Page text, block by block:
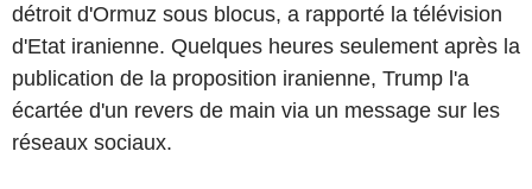
détroit d'Ormuz sous blocus, a rapporté la télévision
d'Etat iranienne. Quelques heures seulement après la
publication de la proposition iranienne, Trump l'a
écartée d'un revers de main via un message sur les
réseaux sociaux.